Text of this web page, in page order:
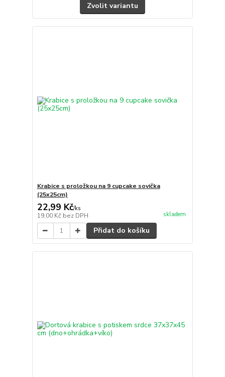
Zvolit variantu
Krabice s proložkou na 9 cupcake sovička
(25x25cm)
22,99 Kč/ks
19,00 Kč bez DPH skladem
Přidat do košíku